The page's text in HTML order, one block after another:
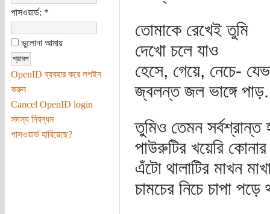
পাসওয়ার্ড: *
ভুলোনা আমায়
OpenID ব্যবহার করে লগইন
করুন
Cancel OpenID login
সদস্য নিবন্ধন
পাসওয়ার্ড হারিয়েছে?
তোমাকে রেখেই তুমি
দেখো চলে যাও
হেসে, গেয়ে, নেচে-
জ্বলন্ত জল ভাঙ্গে
তুমিও তেমন সর্বশ্রান্ত
পাউরুটির খয়েরি
এঁটো থালাটির মাখন
চামচের নিচে চাপা